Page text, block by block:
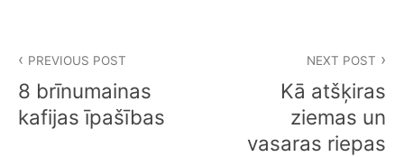
izvēlne
PREVIOUS POST
8 brīnumainas
kafijas īpašības
NEXT POST
Kā atšķiras
ziemas un
vasaras riepas